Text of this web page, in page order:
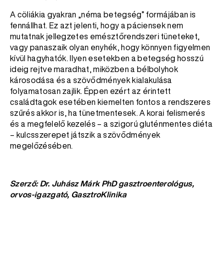
A cöliákia gyakran „néma betegség” formájában is
fennállhat. Ez azt jelenti, hogy a páciensek nem
mutatnak jellegzetes emésztőrendszeri tüneteket,
vagy panaszaik olyan enyhék, hogy könnyen figyelmen
kívül hagyhatók. Ilyen esetekben a betegség hosszú
ideig rejtve maradhat, miközben a bélbolyhok
károsodása és a szövődmények kialakulása
folyamatosan zajlik. Éppen ezért az érintett
családtagok esetében kiemelten fontos a rendszeres
szűrés akkor is, ha tünetmentesek. A korai felismerés
és a megfelelő kezelés – a szigorú gluténmentes diéta
– kulcsszerepet játszik a szövődmények
megelőzésében.
Szerző: Dr. Juhász Márk PhD gasztroenterológus,
orvos-igazgató, GasztroKlinika